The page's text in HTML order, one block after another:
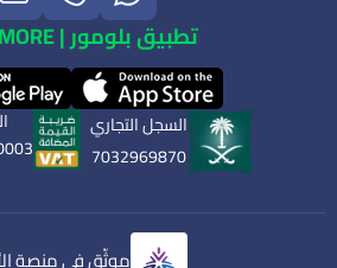
تطبيق بلومور | BLOOMORE
السجل التجاري
7032969870
موثّق في منصة